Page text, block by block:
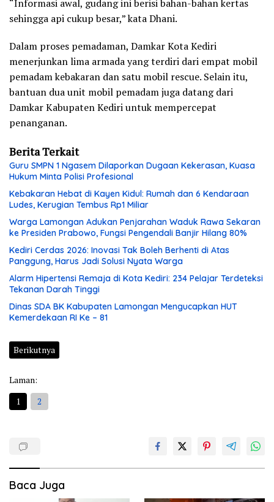
“Informasi awal, gudang ini berisi bahan-bahan kertas
sehingga api cukup besar,” kata Dhani.
Dalam proses pemadaman, Damkar Kota Kediri
menerjunkan lima armada yang terdiri dari empat mobil
pemadam kebakaran dan satu mobil rescue. Selain itu,
bantuan dua unit mobil pemadam juga datang dari
Damkar Kabupaten Kediri untuk mempercepat
penanganan.
Berita Terkait
Guru SMPN 1 Ngasem Dilaporkan Dugaan Kekerasan, Kuasa
Hukum Minta Polisi Profesional
Kebakaran Hebat di Kayen Kidul: Rumah dan 6 Kendaraan
Ludes, Kerugian Tembus Rp1 Miliar
Warga Lamongan Adukan Penjarahan Waduk Rawa Sekaran
ke Presiden Prabowo, Fungsi Pengendali Banjir Hilang 80%
Kediri Cerdas 2026: Inovasi Tak Boleh Berhenti di Atas
Panggung, Harus Jadi Solusi Nyata Warga
Alarm Hipertensi Remaja di Kota Kediri: 234 Pelajar Terdeteksi
Tekanan Darah Tinggi
Dinas SDA BK Kabupaten Lamongan Mengucapkan HUT
Kemerdekaan RI Ke – 81
Berikutnya
Laman:
1
2
Baca Juga